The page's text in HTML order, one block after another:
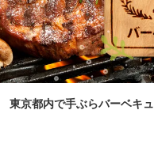
東京都内で手ぶらバーベキ